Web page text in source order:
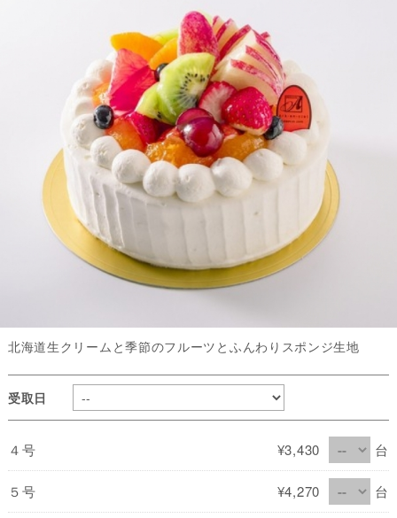
北海道生クリームと季節のフルーツとふんわりスポンジ生地
受取日
４号 ¥3,430 台
５号 ¥4,270 台